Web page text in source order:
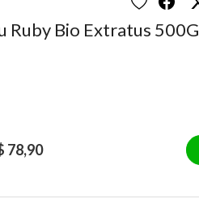
Ruby Bio Extratus 500G
78,90